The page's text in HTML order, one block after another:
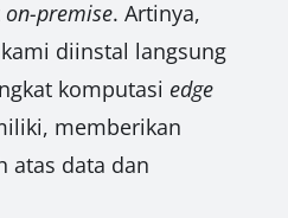
on-premise. Artinya,
diinstal langsung
komputasi edge
memberikan
atas data dan